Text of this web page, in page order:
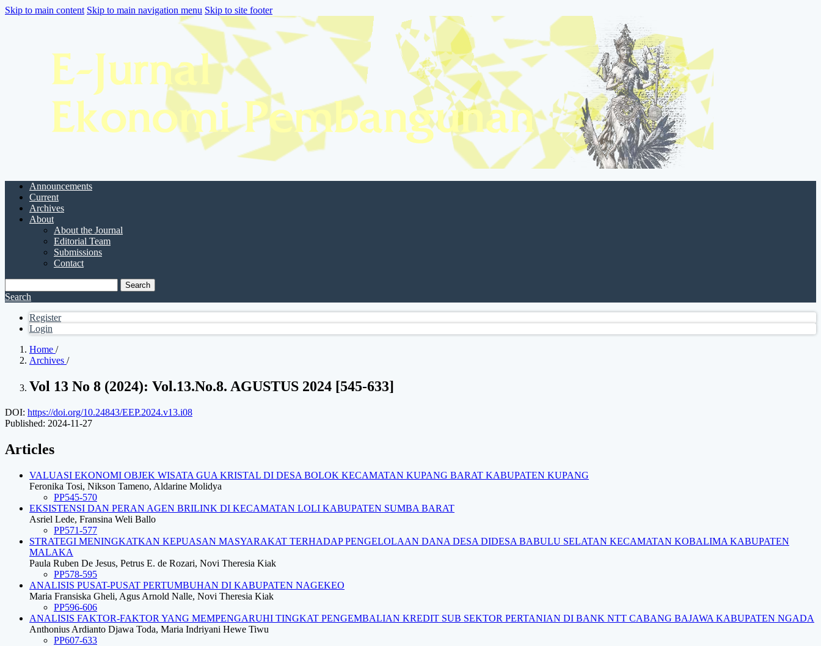
Skip to main content Skip to main navigation menu Skip to site footer
Announcements
Current
Archives
About
About the Journal
Editorial Team
Submissions
Contact
Search
Search
Register
Login
Home /
Archives /
Vol 13 No 8 (2024): Vol.13.No.8. AGUSTUS 2024 [545-633]
DOI: https://doi.org/10.24843/EEP.2024.v13.i08
Published: 2024-11-27
Articles
VALUASI EKONOMI OBJEK WISATA GUA KRISTAL DI DESA BOLOK KECAMATAN KUPANG BARAT KABUPATEN KUPANG
Feronika Tosi, Nikson Tameno, Aldarine Molidya
PP545-570
EKSISTENSI DAN PERAN AGEN BRILINK DI KECAMATAN LOLI KABUPATEN SUMBA BARAT
Asriel Lede, Fransina Weli Ballo
PP571-577
STRATEGI MENINGKATKAN KEPUASAN MASYARAKAT TERHADAP PENGELOLAAN DANA DESA DIDESA BABULU SELATAN KECAMATAN KOBALIMA KABUPATEN
MALAKA
Paula Ruben De Jesus, Petrus E. de Rozari, Novi Theresia Kiak
PP578-595
ANALISIS PUSAT-PUSAT PERTUMBUHAN DI KABUPATEN NAGEKEO
Maria Fransiska Gheli, Agus Arnold Nalle, Novi Theresia Kiak
PP596-606
ANALISIS FAKTOR-FAKTOR YANG MEMPENGARUHI TINGKAT PENGEMBALIAN KREDIT SUB SEKTOR PERTANIAN DI BANK NTT CABANG BAJAWA KABUPATEN NGADA
Anthonius Ardianto Djawa Toda, Maria Indriyani Hewe Tiwu
PP607-633